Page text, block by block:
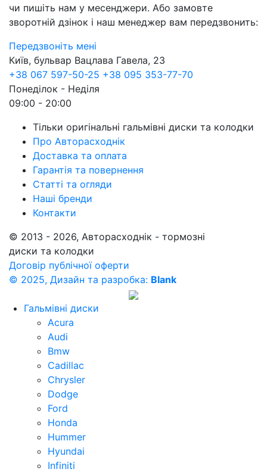
чи пишіть нам у месенджери. Або замовте
зворотній дзінок і наш менеджер вам передзвонить:
Передзвоніть мені
Київ, бульвар Вацлава Гавела, 23
+38 067 597-50-25 +38 095 353-77-70
Понеділок - Неділя
09:00 - 20:00
Тільки оригінальні гальмівні диски та колодки
Про Авторасходнік
Доставка та оплата
Гарантія та повернення
Статті та огляди
Наші бренди
Контакти
© 2013 - 2026, Авторасходнік - тормозні
диски та колодки
Договір публічної оферти
© 2025, Дизайн та разробка: Blank
Гальмівні диски
Acura
Audi
Bmw
Cadillac
Chrysler
Dodge
Ford
Honda
Hummer
Hyundai
Infiniti